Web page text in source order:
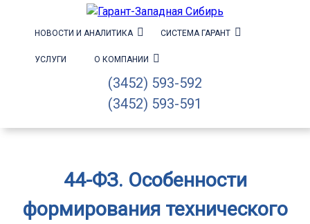
НОВОСТИ И АНАЛИТИКА СИСТЕМА ГАРАНТ
УСЛУГИ О КОМПАНИИ
(3452) 593-592
(3452) 593-591
44-ФЗ. Особенности
формирования технического